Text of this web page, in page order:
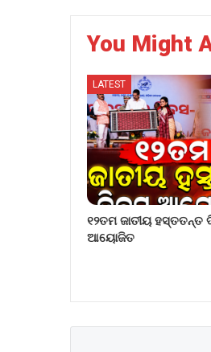
You Might
LATEST
୧୨ତମ ଜାତୀୟ ହସ୍ତତନ୍ତ
ଆୟୋଜିତ